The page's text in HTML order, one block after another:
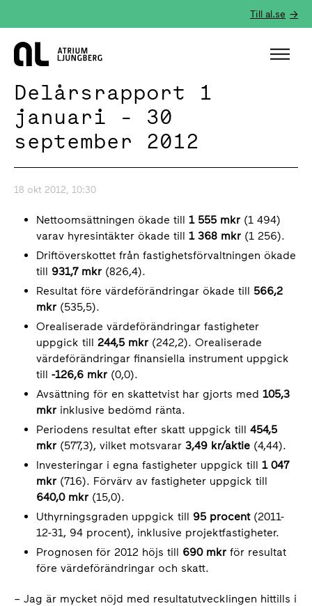
Till al.se
Hem
Delårsrapport 1
januari - 30
september 2012
18 okt 2012, 10:30
Nettoomsättningen ökade till 1 555 mkr (1 494)
varav hyresintäkter ökade till 1 368 mkr (1 256).
Driftöverskottet från fastighetsförvaltningen ökade
till 931,7 mkr (826,4).
Resultat före värdeförändringar ökade till 566,2
mkr (535,5).
Orealiserade värdeförändringar fastigheter
uppgick till 244,5 mkr (242,2). Orealiserade
värdeförändringar finansiella instrument uppgick
till -126,6 mkr (0,0).
Avsättning för en skattetvist har gjorts med 105,3
mkr inklusive bedömd ränta.
Periodens resultat efter skatt uppgick till 454,5
mkr (577,3), vilket motsvarar 3,49 kr/aktie (4,44).
Investeringar i egna fastigheter uppgick till 1 047
mkr (716). Förvärv av fastigheter uppgick till
640,0 mkr (15,0).
Uthyrningsgraden uppgick till 95 procent(2011-
12-31, 94 procent), inklusive projektfastigheter.
Prognosen för 2012 höjs till 690 mkr för resultat
före värdeförändringar och skatt.
– Jag är mycket nöjd med resultatutvecklingen hittills i